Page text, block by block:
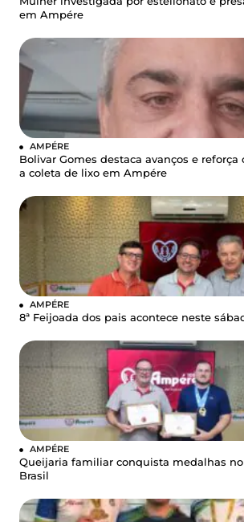
em Ampére
AMPÉRE
Bolivar Gomes destaca avanços e reforça
a coleta de lixo em Ampére
AMPÉRE
8ª Feijoada dos pais acontece neste
AMPÉRE
Queijaria familiar conquista medalhas
Brasil